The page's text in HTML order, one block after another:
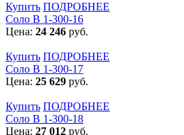
Купить ПОДРОБНЕЕ
Соло В 1-300-16
Цена: 24 246 руб.
Купить ПОДРОБНЕЕ
Соло В 1-300-17
Цена: 25 629 руб.
Купить ПОДРОБНЕЕ
Соло В 1-300-18
Цена: 27 012 руб.